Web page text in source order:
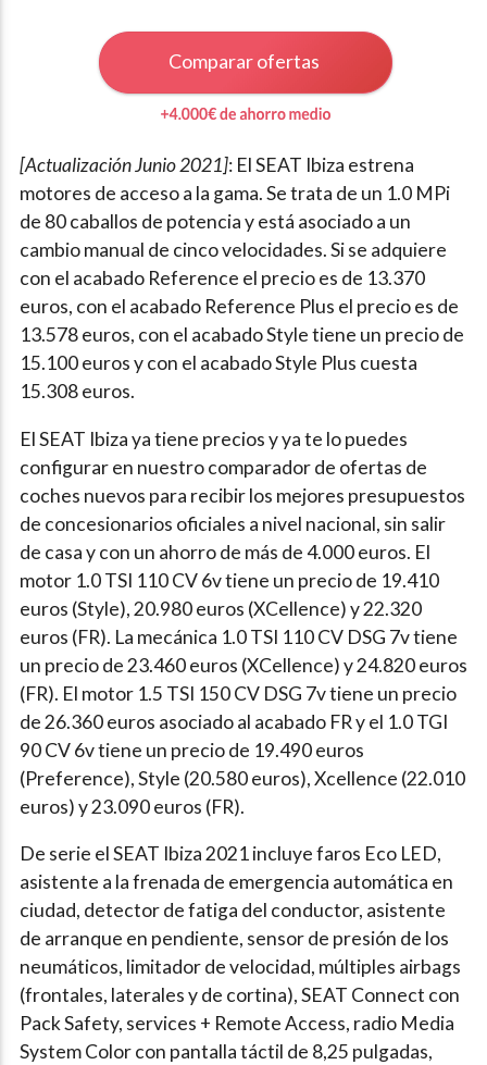
Comparar ofertas
[Actualización Junio2021]: El SEAT Ibiza estrena
motores de acceso a la gama. Se trata de un 1.0 MPi
de 80 caballos de potencia y está asociado a un
cambio manual de cinco velocidades. Si se adquiere
con el acabado Reference el precio es de 13.370
euros, con el acabado Reference Plus el precio es de
13.578 euros, con el acabado Style tiene un precio de
15.100 euros y con el acabado Style Plus cuesta
15.308 euros.
El SEAT Ibiza ya tiene precios y ya te lo puedes
configurar en nuestro comparador de ofertas de
coches nuevos para recibir los mejores presupuestos
de concesionarios oficiales a nivel nacional, sin salir
de casa y con un ahorro de más de 4.000 euros. El
motor 1.0 TSI 110 CV 6v tiene un precio de 19.410
euros (Style), 20.980 euros (XCellence) y 22.320
euros (FR). La mecánica 1.0 TSI 110 CV DSG 7v tiene
un precio de 23.460 euros (XCellence) y 24.820 euros
(FR). El motor 1.5 TSI 150 CV DSG 7v tiene un precio
de 26.360 euros asociado al acabado FR y el 1.0 TGI
90 CV 6v tiene un precio de 19.490 euros
(Preference), Style (20.580 euros), Xcellence (22.010
euros) y 23.090 euros (FR).
De serie el SEAT Ibiza 2021 incluye faros Eco LED,
asistente a la frenada de emergencia automática en
ciudad, detector de fatiga del conductor, asistente
de arranque en pendiente, sensor de presión de los
neumáticos, limitador de velocidad, múltiples airbags
(frontales, laterales y de cortina), SEAT Connect con
Pack Safety, services + Remote Access, radio Media
System Color con pantalla táctil de 8,25 pulgadas,